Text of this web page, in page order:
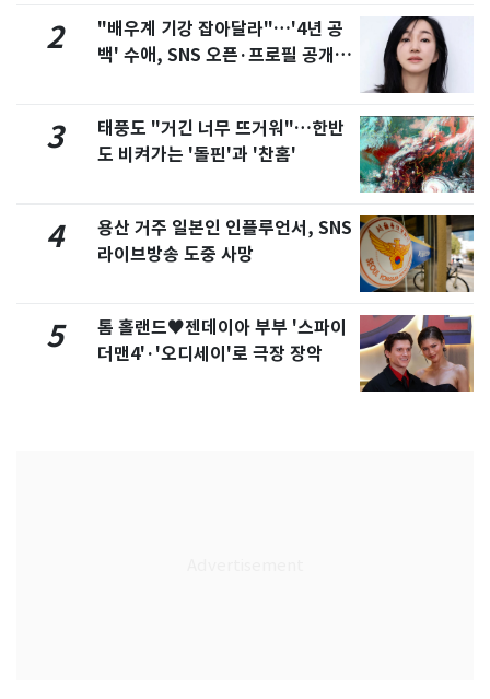
2
"배우계 기강 잡아달라"…'4년 공
백' 수애, SNS 오픈·프로필 공개
3
태풍도 "거긴 너무 뜨거워"…한반
도 비켜가는 '돌핀'과 '찬홈'
4
용산 거주 일본인 인플루언서, SNS
라이브방송 도중 사망
5
톰 홀랜드♥젠데이아 부부 '스파이
더맨4'·'오디세이'로 극장 장악